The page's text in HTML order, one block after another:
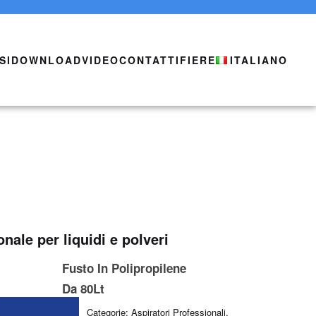
DOWNLOADVIDEOCONTATTI FIERE ITALIANO
per liquidi e polveri
Fusto In Polipropilene
Da 80Lt
Categorie:Aspiratori Professionali,